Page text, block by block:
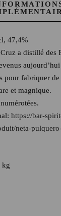
47,4%
a distillé des
pour fabriquer de
et magnique.
https://bar-
neta-
kg